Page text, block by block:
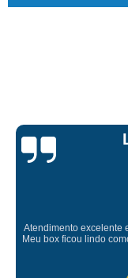
indico.
abertura